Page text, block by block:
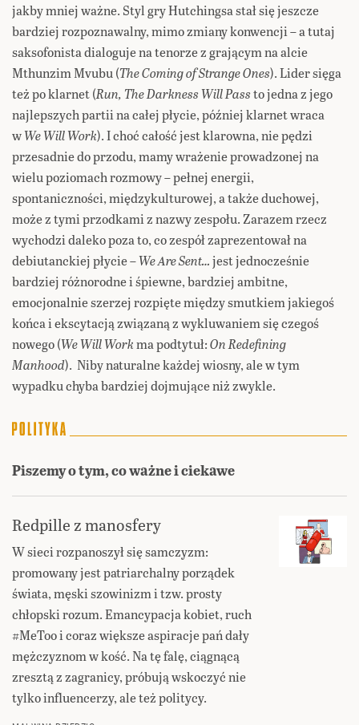
jakby mniej ważne. Styl gry Hutchingsa stał się jeszcze
bardziej rozpoznawalny, mimo zmiany konwencji – a tutaj
saksofonista dialoguje na tenorze z grającym na alcie
Mthunzim Mvubu (The Coming of Strange Ones). Lider sięga
też po klarnet (Run, The Darkness Will Passto jedna z jego
najlepszych partii na całej płycie, później klarnet wraca
wWe Will Work). I choć całość jest klarowna, nie pędzi
przesadnie do przodu, mamy wrażenie prowadzonej na
wielu poziomach rozmowy – pełnej energii,
spontaniczności, międzykulturowej, a także duchowej,
może z tymi przodkami z nazwy zespołu. Zarazem rzecz
wychodzi daleko poza to, co zespół zaprezentował na
debiutanckiej płycie –We Are Sent…jest jednocześnie
bardziej różnorodne i śpiewne, bardziej ambitne,
emocjonalnie szerzej rozpięte między smutkiem jakiegoś
końca i ekscytacją związaną z wykluwaniem się czegoś
nowego (We Will Workma podtytuł:On Redefining
Manhood). Niby naturalne każdej wiosny, ale w tym
wypadku chyba bardziej dojmujące niż zwykle.
Piszemy o tym, co ważne i ciekawe
Redpille z manosfery
W sieci rozpanoszył się samczyzm:
promowany jest patriarchalny porządek
świata, męski szowinizm i tzw. prosty
chłopski rozum. Emancypacja kobiet, ruch
#MeToo i coraz większe aspiracje pań dały
mężczyznom w kość. Na tę falę, ciągnącą
zresztą z zagranicy, próbują wskoczyć nie
tylko influencerzy, ale też politycy.